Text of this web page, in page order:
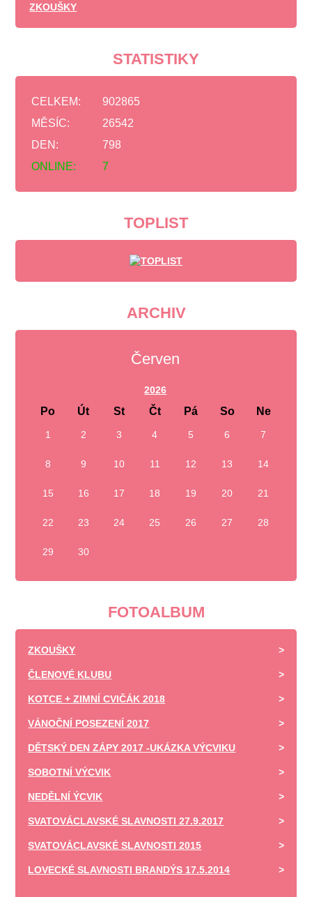
ZKOUŠKY
STATISTIKY
ONLINE: 7
CELKEM:
902865
MĚSÍC:
26542
DEN:
798
TOPLIST
ARCHIV
Červen
2026
Po Út St Čt Pá So Ne
1 2 3 4 5 6 7
8 9 10 11 12 13 14
15 16 17 18 19 20 21
22 23 24 25 26 27 28
29 30
FOTOALBUM
ZKOUŠKY
ČLENOVÉ KLUBU
KOTCE + ZIMNÍ CVIČÁK 2018
VÁNOČNÍ POSEZENÍ 2017
DĚTSKÝ DEN ZÁPY 2017 -UKÁZKA VÝCVIKU
SOBOTNÍ VÝCVIK
NEDĚLNÍ ÝCVIK
SVATOVÁCLAVSKÉ SLAVNOSTI 27.9.2017
SVATOVÁCLAVSKÉ SLAVNOSTI 2015
LOVECKÉ SLAVNOSTI BRANDÝS 17.5.2014